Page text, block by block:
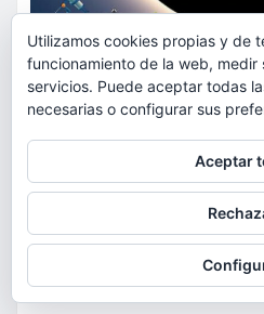
ACTUALIDAD
MEDIO AMBIENTE
OCIO
Utilizamos cookies propias y de
funcionamiento de la web, medir
servicios. Puede aceptar todas
necesarias o configurar sus
Aceptar
Para obtener más información,